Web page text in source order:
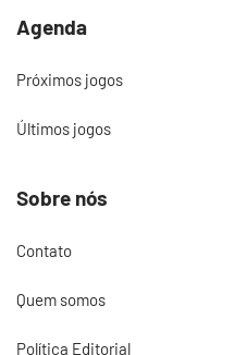
Agenda
Próximos jogos
Últimos jogos
Sobre nós
Contato
Quem somos
Política Editorial